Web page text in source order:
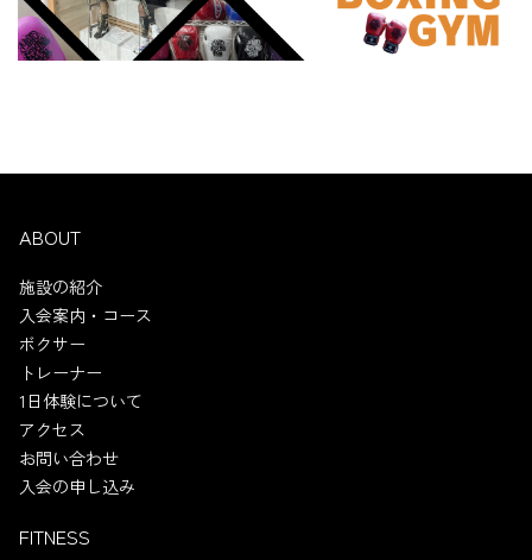
ABOUT
施設の紹介
入会案内・コース
ボクサー
トレーナー
1日体験について
アクセス
お問い合わせ
入会の申し込み
FITNESS